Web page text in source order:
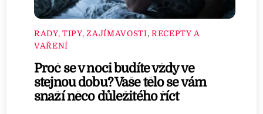
RADY, TIPY, ZAJÍMAVOSTI, RECEPTY A
VAŘENÍ
Proč se v noci budíte vždy ve
stejnou dobu? Vaše tělo se vám
snaží něco důležitého říct